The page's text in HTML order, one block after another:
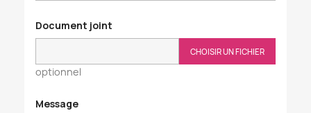
Document joint
CHOISIR UN FICHIER
optionnel
Message